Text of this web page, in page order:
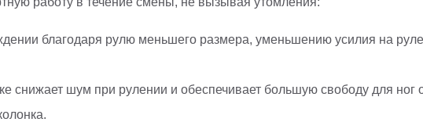
благодаря рулю меньшего размера, уменьшению усилия на
снижает шум при рулении и обеспечивает большую свободу для ног